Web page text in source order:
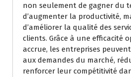
non seulement de gagner du
d’augmenter la productivité,
d’améliorer la qualité des
clients. Grâce à une efficacité
accrue, les entreprises
aux demandes du marché,
renforcer leur compétitivité